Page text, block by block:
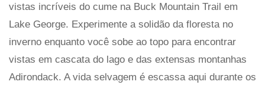
vistas incríveis do cume na Buck Mountain Trail em
Lake George. Experimente a solidão da floresta no
inverno enquanto você sobe ao topo para encontrar
vistas em cascata do lago e das extensas montanhas
Adirondack. A vida selvagem é escassa aqui durante os